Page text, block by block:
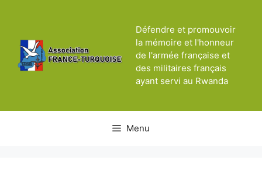
Défendre et promouvoir
la mémoire et l'honneur
de l'armée française et
des militaires français
ayant servi au Rwanda
Menu